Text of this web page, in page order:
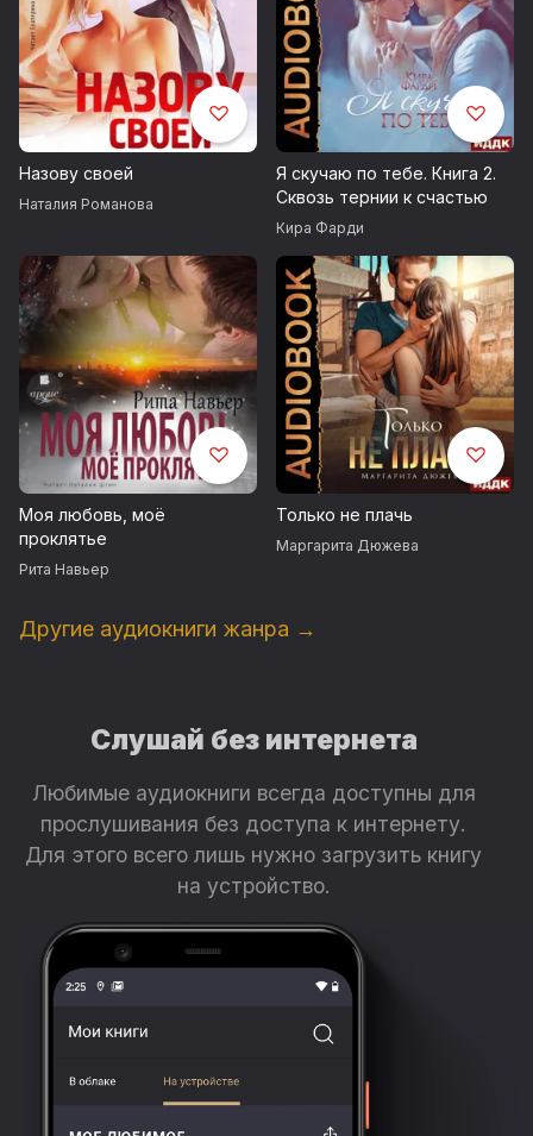
Назову своей
Наталия Романова
Я скучаю по тебе. Книга 2.
Сквозь тернии к счастью
Кира Фарди
Моя любовь, моё
проклятье
Рита Навьер
Только не плачь
Маргарита Дюжева
Другие аудиокниги жанра →
Слушай без интернета
Любимые аудиокниги всегда доступны для
прослушивания без доступа к интернету.
Для этого всего лишь нужно загрузить книгу
на устройство.